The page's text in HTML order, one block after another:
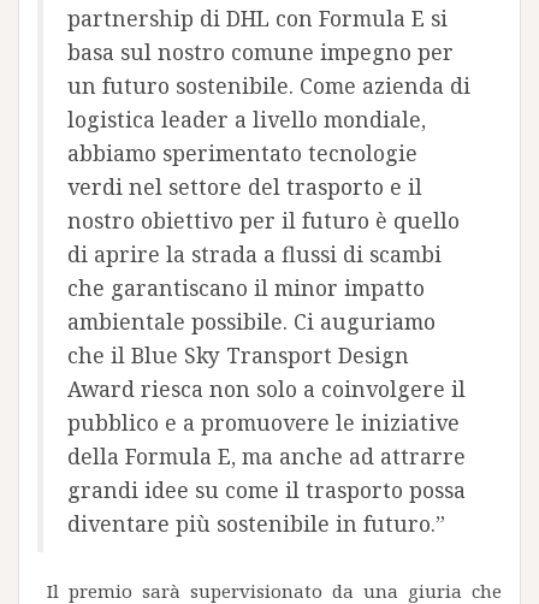
partnership di DHL con Formula E si
basa sul nostro comune impegno per
un futuro sostenibile. Come azienda di
logistica leader a livello mondiale,
abbiamo sperimentato tecnologie
verdi nel settore del trasporto e il
nostro obiettivo per il futuro è quello
di aprire la strada a flussi di scambi
che garantiscano il minor impatto
ambientale possibile. Ci auguriamo
che il Blue Sky Transport Design
Award riesca non solo a coinvolgere il
pubblico e a promuovere le iniziative
della Formula E, ma anche ad attrarre
grandi idee su come il trasporto possa
diventare più sostenibile in futuro.”
Il premio sarà supervisionato da una giuria che